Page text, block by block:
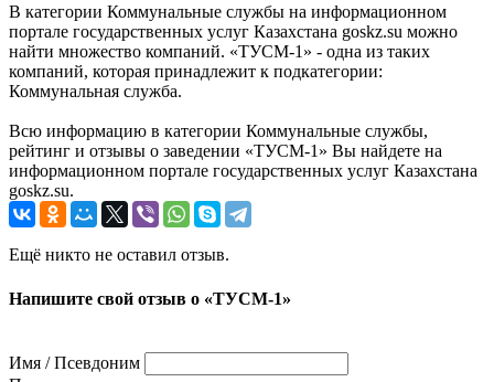
В категории Коммунальные службы на информационном
портале государственных услуг Казахстана goskz.su можно
найти множество компаний. «ТУСМ-1» - одна из таких
компаний, которая принадлежит к подкатегории:
Коммунальная служба.
Всю информацию в категории Коммунальные службы,
рейтинг и отзывы о заведении «ТУСМ-1» Вы найдете на
информационном портале государственных услуг Казахстана
goskz.su.
Ещё никто не оставил отзыв.
Напишите свой отзыв о «ТУСМ-1»
Имя / Псевдоним